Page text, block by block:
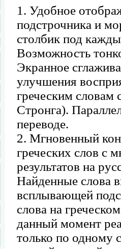
1. Удобное
подстрочника и
столбик под
Возможность
Экранное
улучшения
греческим словам
Стронга).
переводе.
2. Мгновенный
греческих слов с
результатов на
Найденные слова
всплывающей
слова на
данный момент
только по одному